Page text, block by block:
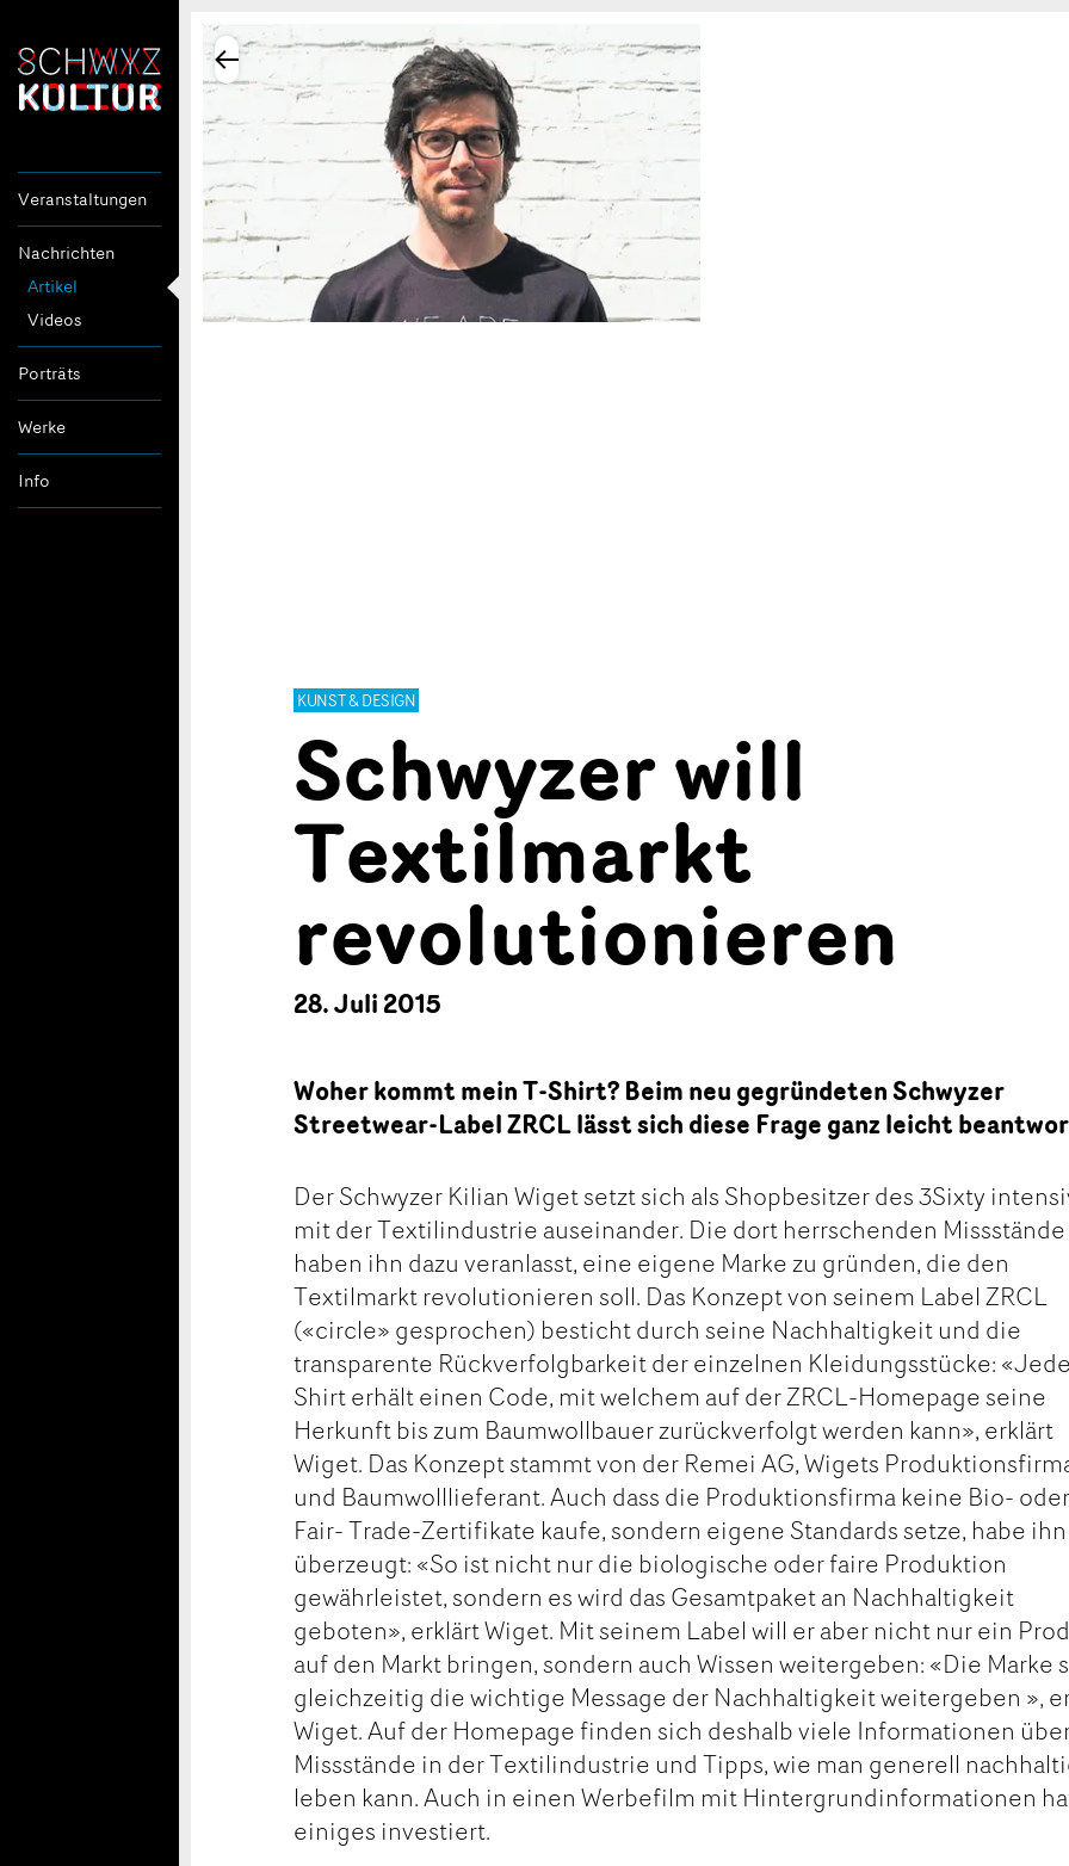
Veranstaltungen
Nachrichten
Artikel
Videos
Porträts
Werke
Info
KUNST & DESIGN
Schwyzer will
Textilmarkt
revolutionieren
28. Juli 2015
Woher kommt mein T-Shirt? Beim neu gegründeten Schwyzer
Streetwear-Label ZRCL lässt sich diese Frage ganz leicht
Der Schwyzer Kilian Wiget setzt sich als Shopbesitzer des 3Sixty
mit der Textilindustrie auseinander. Die dort herrschenden Missstände
haben ihn dazu veranlasst, eine eigene Marke zu gründen, die den
Textilmarkt revolutionieren soll. Das Konzept von seinem Label ZRCL
(«circle» gesprochen) besticht durch seine Nachhaltigkeit und die
transparente Rückverfolgbarkeit der einzelnen Kleidungsstücke:
Shirt erhält einen Code, mit welchem auf der ZRCL-Homepage seine
Herkunft bis zum Baumwollbauer zurückverfolgt werden kann», erklärt
Wiget. Das Konzept stammt von der Remei AG, Wigets
und Baumwolllieferant. Auch dass die Produktionsfirma keine Bio- oder
Fair- Trade-Zertifikate kaufe, sondern eigene Standards setze, habe ihn
überzeugt: «So ist nicht nur die biologische oder faire Produktion
gewährleistet, sondern es wird das Gesamtpaket an Nachhaltigkeit
geboten», erklärt Wiget. Mit seinem Label will er aber nicht nur ein
auf den Markt bringen, sondern auch Wissen weitergeben: «Die Marke
gleichzeitig die wichtige Message der Nachhaltigkeit weitergeben »,
Wiget. Auf der Homepage finden sich deshalb viele Informationen
Missstände in der Textilindustrie und Tipps, wie man generell
leben kann. Auch in einen Werbefilm mit Hintergrundinformationen
einiges investiert.